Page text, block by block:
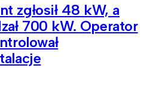
zgłosił 48 kW, a
700 kW. Operator